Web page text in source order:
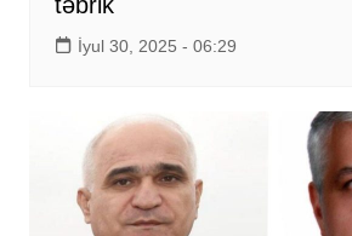
İyul 30, 2025 - 06:29